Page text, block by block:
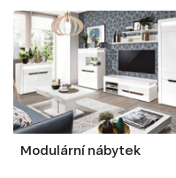
Modulární nábytek